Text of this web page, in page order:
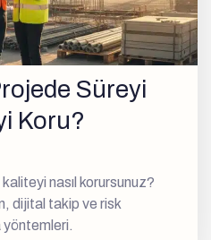
Süreyi
Koru?
nasıl korursunuz?
dijital takip ve risk
yöntemleri.